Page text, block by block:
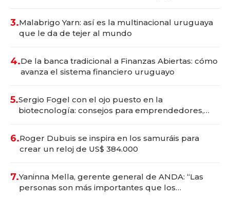
3.Malabrigo Yarn: así es la multinacional uruguaya
que le da de tejer al mundo
4.De la banca tradicional a Finanzas Abiertas: cómo
avanza el sistema financiero uruguayo
5.Sergio Fogel con el ojo puesto en la
biotecnología: consejos para emprendedores,
6.Roger Dubuis se inspira en los samuráis para
crear un reloj de US$ 384.000
7.Yaninna Mella, gerente general de ANDA: “Las
personas son más importantes que los